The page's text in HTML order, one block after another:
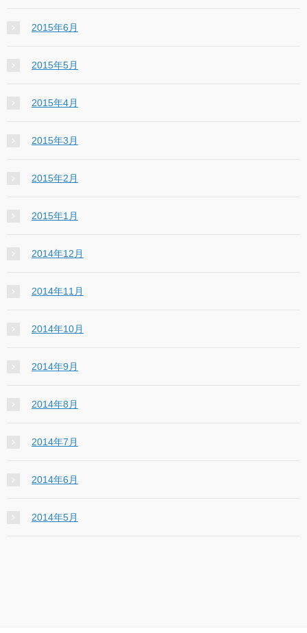
2015年6月
2015年5月
2015年4月
2015年3月
2015年2月
2015年1月
2014年12月
2014年11月
2014年10月
2014年9月
2014年8月
2014年7月
2014年6月
2014年5月